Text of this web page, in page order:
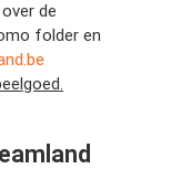
de
folder en